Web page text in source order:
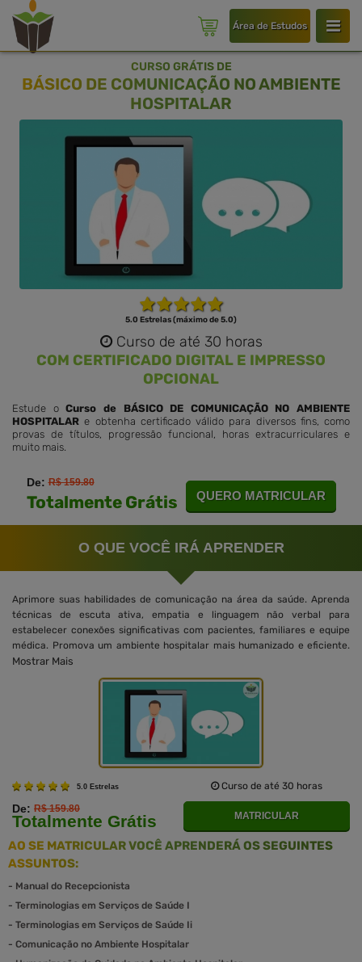
Área de Estudos
CURSO GRÁTIS DE
BÁSICO DE COMUNICAÇÃO NO AMBIENTE
HOSPITALAR
5.0 Estrelas (máximo de 5.0)
Curso de até 30 horas
COM CERTIFICADO DIGITAL E IMPRESSO
OPCIONAL
Estude oCurso de BÁSICO DE COMUNICAÇÃO NO AMBIENTE
HOSPITALAR e obtenha certificado válido para diversos fins, como
provas de títulos, progressão funcional, horas extracurriculares e
muito mais.
De:R$ 159.80
Totalmente Grátis QUERO MATRICULAR
O QUE VOCÊ IRÁ APRENDER
Aprimore suas habilidades de comunicação na área da saúde. Aprenda
técnicas de escuta ativa, empatia e linguagem não verbal para
estabelecer conexões significativas com pacientes, familiares e equipe
médica. Promova um ambiente hospitalar mais humanizado e eficiente.
Mostrar Mais
5.0 Estrelas Curso de até 30 horas
De: R$ 159.80
Totalmente Grátis MATRICULAR
AO SE MATRICULAR VOCÊ APRENDERÁ OS SEGUINTES
ASSUNTOS:
- Manual do Recepcionista
- Terminologias em Serviços de Saúde I
- Terminologias em Serviços de Saúde Ii
- Comunicação no Ambiente Hospitalar